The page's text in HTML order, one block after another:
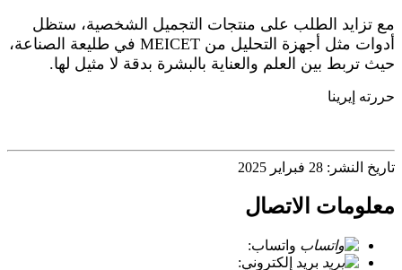
مع تزايد الطلب على منتجات التجميل الشخصية، ستظل
أدوات مثل أجهزة التحليل من MEICET في طليعة الصناعة،
حيث تربط بين العلم والعناية بالبشرة بدقة لا مثيل لها.
حررته إيرينا
تاريخ النشر: 28 فبراير 2025
معلومات الاتصال
واتساب:
بريد إلكتروني: